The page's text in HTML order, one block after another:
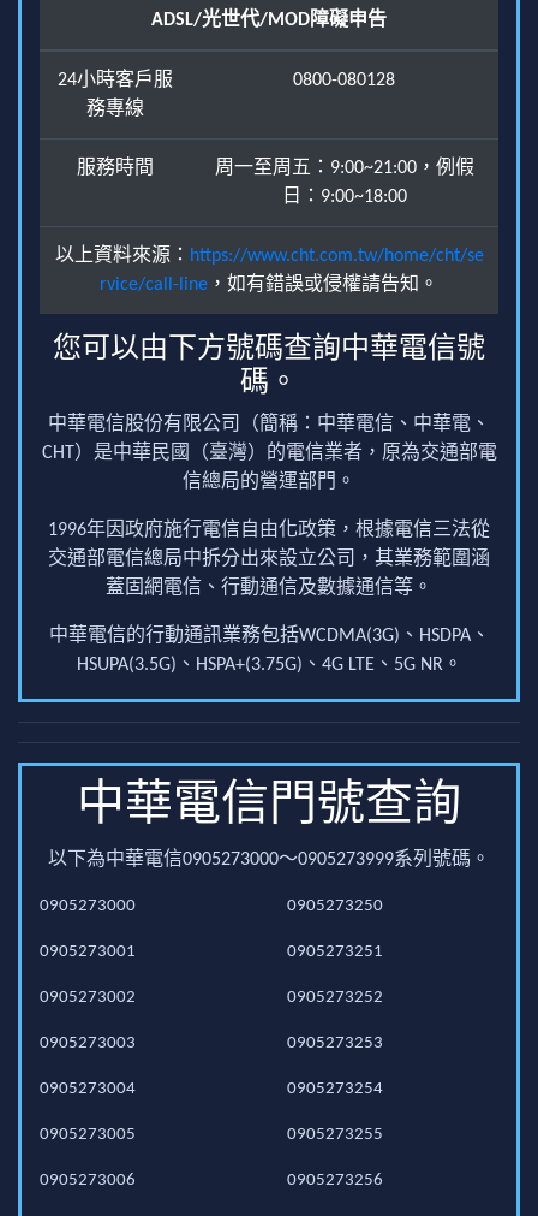
ADSL/光世代/MOD障礙申告
24小時客戶服
務專線
0800-080128
服務時間
周一至周五：9:00~21:00，例假
日：9:00~18:00
以上資料來源： https://www.cht.com.tw/home/cht/se
rvice/call-line ，如有錯誤或侵權請告知。
您可以由下方號碼查詢中華電信號
碼。
中華電信股份有限公司（簡稱：中華電信、中華電、
CHT）是中華民國（臺灣）的電信業者，原為交通部電
信總局的營運部門。
1996年因政府施行電信自由化政策，根據電信三法從
交通部電信總局中拆分出來設立公司，其業務範圍涵
蓋固網電信、行動通信及數據通信等。
中華電信的行動通訊業務包括WCDMA(3G)、HSDPA、
HSUPA(3.5G)、HSPA+(3.75G)、4G LTE、5G NR。
中華電信門號查詢
以下為中華電信0905273000～0905273999系列號碼。
0905273000
0905273001
0905273002
0905273003
0905273004
0905273005
0905273006
0905273250
0905273251
0905273252
0905273253
0905273254
0905273255
0905273256